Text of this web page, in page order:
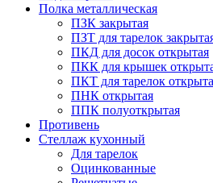
Полка металлическая
ПЗК закрытая
ПЗТ для тарелок
ПКД для досок открытая
ПКК для крышек
ПКТ для тарелок
ПНК открытая
ППК полуоткрытая
Противень
Стеллаж кухонный
Для тарелок
Оцинкованные